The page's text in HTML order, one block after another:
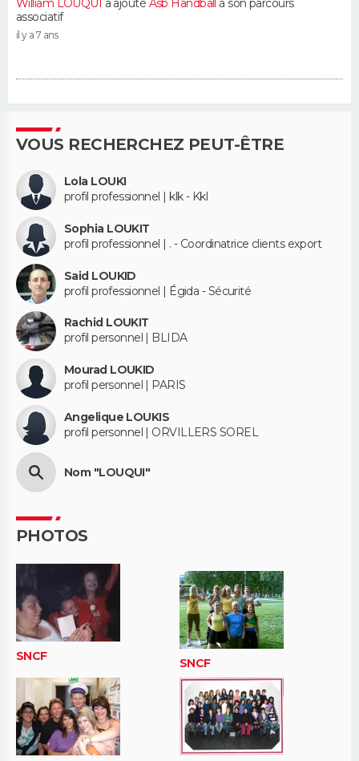
William LOUQUI a ajouté Asb Handball à son parcours
associatif
il y a 7 ans
VOUS RECHERCHEZ PEUT-ÊTRE
Lola LOUKI
profil professionnel | klk - Kkl
Sophia LOUKIT
profil professionnel | . - Coordinatrice clients export
Said LOUKID
profil professionnel | Égida - Sécurité
Rachid LOUKIT
profil personnel | BLIDA
Mourad LOUKID
profil personnel | PARIS
Angelique LOUKIS
profil personnel | ORVILLERS SOREL
Nom "LOUQUI"
PHOTOS
SNCF SNCF